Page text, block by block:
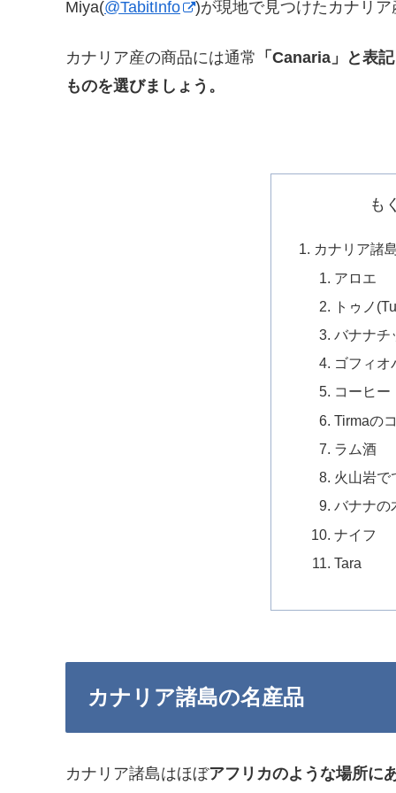
Miya(@TabitInfo )が現地で見つけたカナリ
カナリア産の商品には通常 「Canaria」と表記
ものを選びましょう。
も
カナリア諸
アロエ
トゥノ
バナナチ
ゴフィオ
コーヒー
Tirmaの
ラム酒
火山岩で
バナナの
ナイフ
Tara
カナリア諸島の名産品
カナリア諸島はほぼアフリカのような場所に